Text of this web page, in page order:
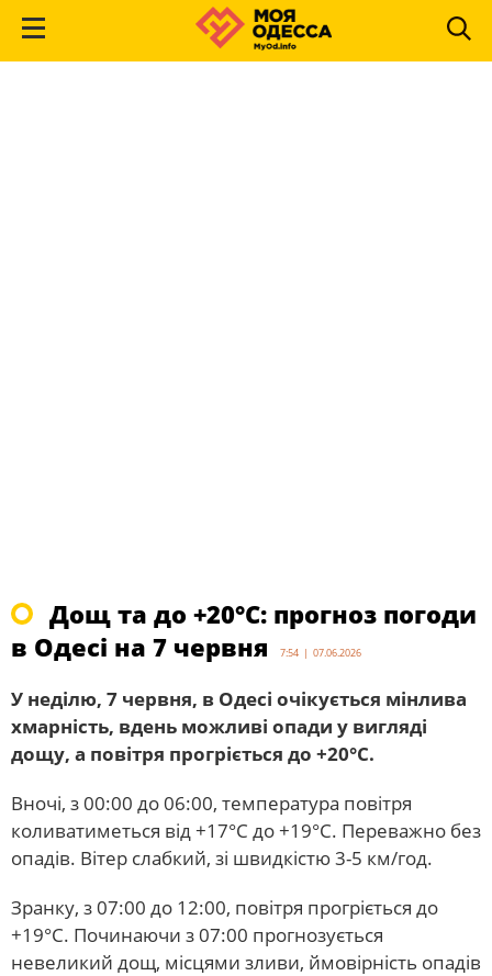
Дощ та до +20°С: прогноз погоди
в Одесі на 7 червня
7:54 | 07.06.2026
У неділю, 7 червня, в Одесі очікується мінлива
хмарність, вдень можливі опади у вигляді
дощу, а повітря прогріється до +20°С.
Вночі, з 00:00 до 06:00, температура повітря
коливатиметься від +17°С до +19°С. Переважно без
опадів. Вітер слабкий, зі швидкістю 3-5 км/год.
Зранку, з 07:00 до 12:00, повітря прогріється до
+19°С. Починаючи з 07:00 прогнозується
невеликий дощ, місцями зливи, ймовірність опадів